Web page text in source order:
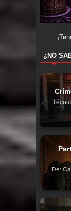
¿NO
De: